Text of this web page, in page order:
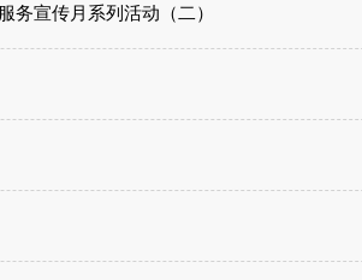
务宣传月系列活动（二）